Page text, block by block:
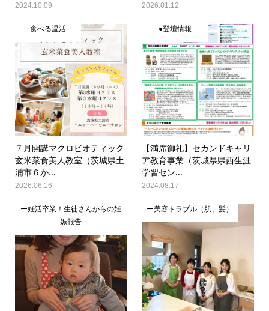
2024.10.09 2026.01.12
食べる温活
７月開講マクロビオティック
玄米菜食美人教室（茨城県土
浦市６か...
2026.06.16
●登壇情報
【満席御礼】セカンドキャリ
ア教育事業（茨城県県西生涯
学習セン...
2024.08.17
ー妊活卒業！生徒さんからの妊
娠報告
ー美容トラブル（肌、髪）